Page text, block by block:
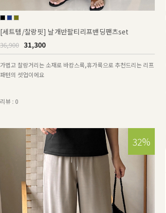
[세트템/찰랑핏] 날개반팔티리프밴딩팬츠set
36,900 31,300
가볍고 찰랑거리는 소재로 바캉스룩,휴가룩으로 추천드리는 리프
패턴의 셋업이에요
리뷰 : 0
15%
32%